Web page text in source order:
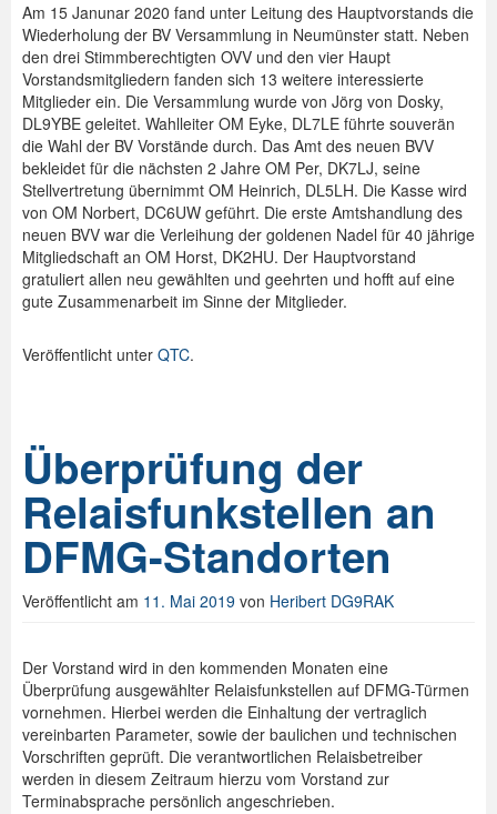
Am 15 Janunar 2020 fand unter Leitung des Hauptvorstands die
Wiederholung der BV Versammlung in Neumünster statt. Neben
den drei Stimmberechtigten OVV und den vier Haupt
Vorstandsmitgliedern fanden sich 13 weitere interessierte
Mitglieder ein. Die Versammlung wurde von Jörg von Dosky,
DL9YBE geleitet. Wahlleiter OM Eyke, DL7LE führte souverän
die Wahl der BV Vorstände durch. Das Amt des neuen BVV
bekleidet für die nächsten 2 Jahre OM Per, DK7LJ, seine
Stellvertretung übernimmt OM Heinrich, DL5LH. Die Kasse wird
von OM Norbert, DC6UW geführt. Die erste Amtshandlung des
neuen BVV war die Verleihung der goldenen Nadel für 40 jährige
Mitgliedschaft an OM Horst, DK2HU. Der Hauptvorstand
gratuliert allen neu gewählten und geehrten und hofft auf eine
gute Zusammenarbeit im Sinne der Mitglieder.
Veröffentlicht unter QTC.
Überprüfung der
Relaisfunkstellen an
DFMG-Standorten
Veröffentlicht am 11. Mai 2019 von Heribert DG9RAK
Der Vorstand wird in den kommenden Monaten eine
Überprüfung ausgewählter Relaisfunkstellen auf DFMG-Türmen
vornehmen. Hierbei werden die Einhaltung der vertraglich
vereinbarten Parameter, sowie der baulichen und technischen
Vorschriften geprüft. Die verantwortlichen Relaisbetreiber
werden in diesem Zeitraum hierzu vom Vorstand zur
Terminabsprache persönlich angeschrieben.